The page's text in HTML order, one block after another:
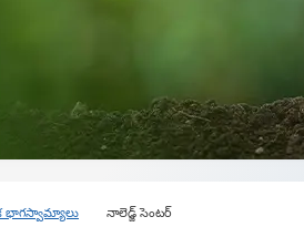
భాగస్వామ్యాలు నాలెడ్జ్ సెంటర్